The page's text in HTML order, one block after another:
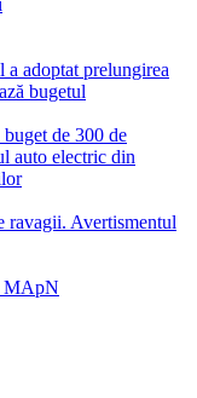
a adoptat prelungirea
bugetul
de 300 de
auto electric din
ravagii. Avertismentul
MApN